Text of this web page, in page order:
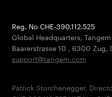
Reg. No CHE-390.112.525
Global Headquarters, Tangem
Baarerstrasse 10 , 6300 Zug,
support@tangem.com
Patrick Storchenegger,